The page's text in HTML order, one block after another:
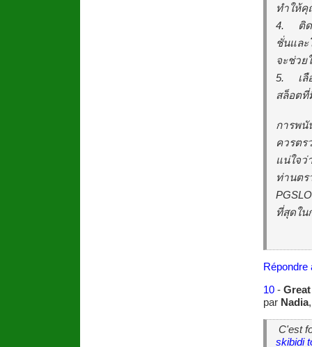
ทำให้คุ
4.
ติ
ชั่นและ
จะช่วย
5.
เ
สล็อตที่
การพนั
ควรตร
แน่ใจว่
ท่านตร
ที่สุดใน
Répondre
10- Great
par Nadia
C'est
skibidi